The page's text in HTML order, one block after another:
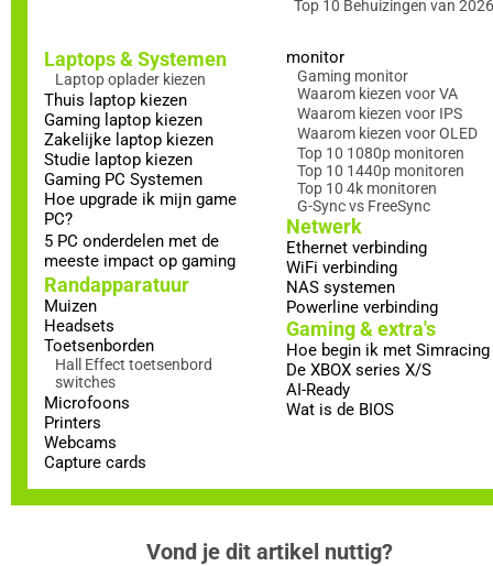
Top 10 Behuizingen van
Laptops & Systemen
Laptop oplader kiezen
Thuis laptop kiezen
Gaming laptop kiezen
Zakelijke laptop kiezen
Studie laptop kiezen
Gaming PC Systemen
Hoe upgrade ik mijn game
PC?
5 PC onderdelen met de
meeste impact op gaming
Randapparatuur
Muizen
Headsets
Toetsenborden
Hall Effect toetsenbord
switches
Microfoons
Printers
Webcams
Capture cards
monitor
Gaming monitor
Waarom kiezen voor VA
Waarom kiezen voor IPS
Waarom kiezen voor OLED
Top 10 1080p monitoren
Top 10 1440p monitoren
Top 10 4k monitoren
G-Sync vs FreeSync
Netwerk
Ethernet verbinding
WiFi verbinding
NAS systemen
Powerline verbinding
Gaming & extra's
Hoe begin ik met Simracing
De XBOX series X/S
AI-Ready
Wat is de BIOS
Vond je dit artikel nuttig?